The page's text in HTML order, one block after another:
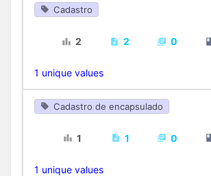
Cadastro
2 2 0
1 unique values
Cadastro de encapsulado
1 1 0
1 unique values